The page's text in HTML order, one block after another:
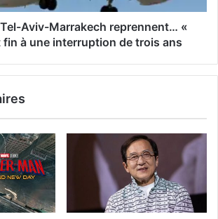
Aviv-Marrakech reprennent… «
fin à une interruption de trois ans